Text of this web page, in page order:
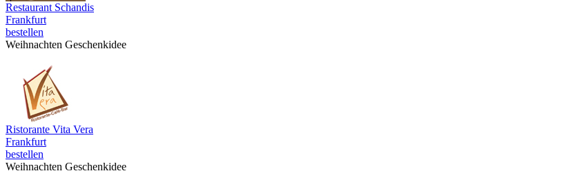
Restaurant Schandis
Frankfurt
bestellen
Weihnachten Geschenkidee
Ristorante Vita Vera
Frankfurt
bestellen
Weihnachten Geschenkidee